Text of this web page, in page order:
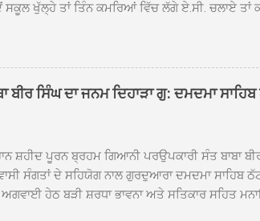
ਸਕੂਲ ਖੁੱਲ੍ਹੇ ਤਾਂ ਤਿੰਨ ਕਮਰਿਆਂ ਵਿੱਚ ਲੱਗੇ ਏ.ਸੀ. ਚਲਾਏ
ਸਨ। ਉਨ੍ਹਾਂ ਦੱਸਿਆ ਕਿ ਉਹ ਛੁੱਟੀਆਂ ਦੌਰਾਨ ਵੀ ਸਕੂਲ
ਤੋਂ 30 ਜੂਨ ਵਿਚਕਾਰ ਹੋਈ ਜਾਪਦੀ ਹੈ। ਇਸ ਮੌਕੇ ਸਕੂਲ
ਟੋਡਰਵਾਲ ਨੇ ਦੱਸਿਆ ਕਿ ਸਕੂਲ ਵਿੱਚ ਪਿਛਲੇ ਸਾਲ ਤਿੰਨ ਏ.
ਦੀ ਮਾਪਿਆਂ ਨੇ ਖੂਬ ਪ੍ਰਸੰਸਾ ਕੀਤੀ ਸੀ। ਉਨ੍ਹਾਂ ਦੱਸਿਆ
ਬੀਰ ਸਿੰਘ ਦਾ ਜਨਮ ਦਿਹਾੜਾ ਗੁ: ਦਮਦਮਾ
ਸ਼ਹੀਦ ਪੂਰਨ ਬ੍ਰਹਮ ਗਿਆਨੀ ਪਰਉਪਕਾਰੀ ਸੰਤ ਬਾਬਾ
ਸੰਗਤਾਂ ਦੇ ਸਹਿਯੋਗ ਨਾਲ ਗੁਰਦੁਆਰਾ ਦਮਦਮਾ ਸਾਹਿਬ
ਅਗਵਾਈ ਹੇਠ ਬੜੀ ਸ਼ਰਧਾ ਭਾਵਨਾ ਅਤੇ ਸਤਿਕਾਰ ਸਹਿਤ